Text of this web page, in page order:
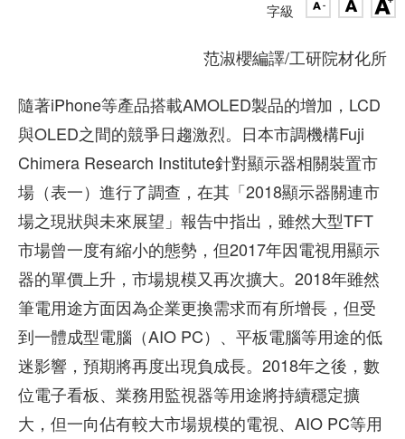
字級
范淑櫻編譯/工研院材化所
隨著iPhone等產品搭載AMOLED製品的增加，LCD
與OLED之間的競爭日趨激烈。日本市調機構Fuji
Chimera Research Institute針對顯示器相關裝置市
場（表一）進行了調查，在其「2018顯示器關連市
場之現狀與未來展望」報告中指出，雖然大型TFT
市場曾一度有縮小的態勢，但2017年因電視用顯示
器的單價上升，市場規模又再次擴大。2018年雖然
筆電用途方面因為企業更換需求而有所增長，但受
到一體成型電腦（AIO PC）、平板電腦等用途的低
迷影響，預期將再度出現負成長。2018年之後，數
位電子看板、業務用監視器等用途將持續穩定擴
大，但一向佔有較大市場規模的電視、AIO PC等用